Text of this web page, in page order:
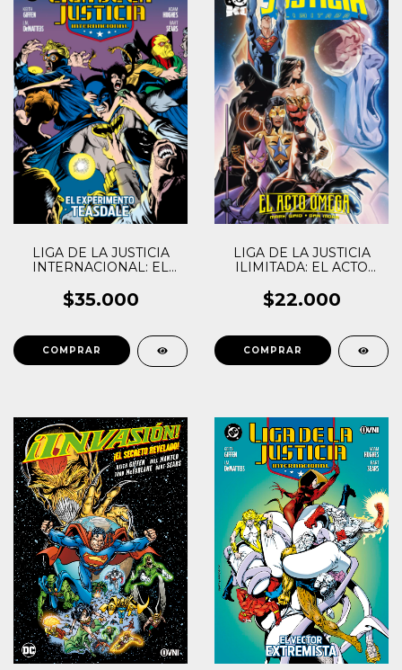
LIGA DE LA JUSTICIA
INTERNACIONAL: EL
TEASDALE
$35.000
LIGA DE LA JUSTICIA
ILIMITADA: EL ACTO
$22.000